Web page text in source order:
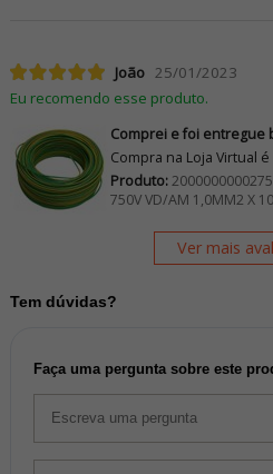
João 25/01/2023
Eu recomendo esse produto.
Comprei e foi entregue
Compra na Loja Virtual é
Produto:2000000000275
750V VD/AM 1,0MM2 X
Ver mais
Tem dúvidas?
Faça uma pergunta sobre este